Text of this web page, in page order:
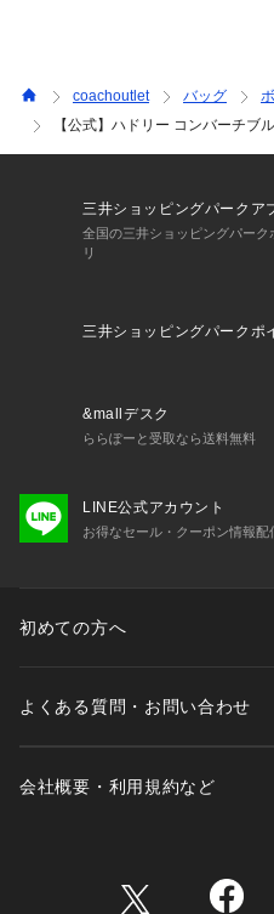
す。
coachoutlet バッグ
【公式】ハドリー コンバーチブ
三井ショッピングパークア
全国の三井ショッピングパー
リ
三井ショッピングパークポ
&mallデスク
ららぽーと受取なら送料無料
LINE公式アカウント
お得なセール・クーポン情報配
初めての方へ
よくある質問・お問い合わせ
会社概要・利用規約など